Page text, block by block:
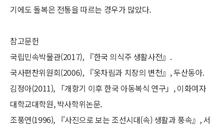
기에도 돌복은 전통을 따르는 경우가 많았다.
참고문헌
국립민속박물관(2017), 『한국 의식주 생활사전』.
국사편찬위원회(2006), 『옷차림과 치장의 변천』, 두산동아.
김정아(2011), 「개항기 이후 한국 아동복식 연구」, 이화여자
대학교대학원, 박사학위논문.
조풍연(1996), 『사진으로 보는 조선시대(속) 생활과 풍속』, 서